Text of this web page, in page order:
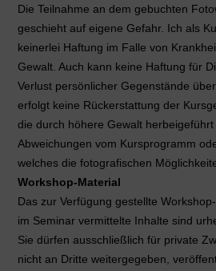
Die Teilnahme an dem gebuchten
geschieht auf eigene Gefahr. Ich als
keinerlei Haftung im Falle von
Gewalt. Auch kann keine Haftung für
Verlust persönlicher Gegenstände
erfolgt keine Rückerstattung der
die durch höhere Gewalt
Abweichungen vom Kursprogramm
welches die fotografischen
Workshop-Material
Das zur Verfügung gestellte
im Seminar vermittelte Inhalte sind
Sie dürfen ausschließlich für private
nicht an Dritte weitergegeben,